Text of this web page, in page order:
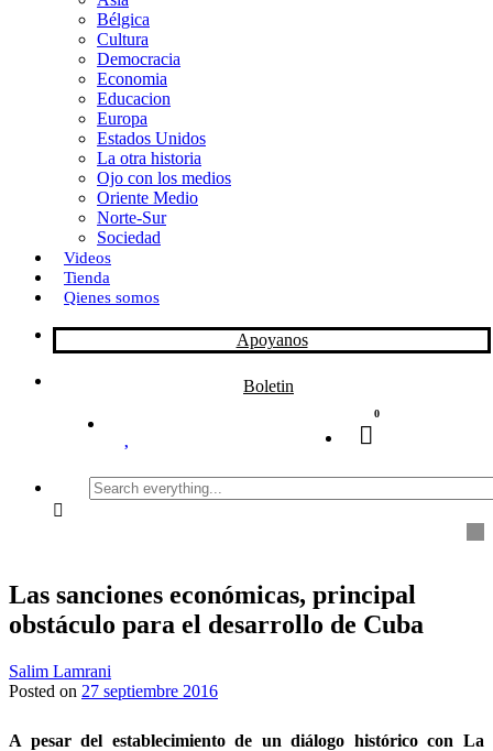
i
r
Bélgica
Cultura
Democracia
Economia
Educacion
Europa
Estados Unidos
La otra historia
Ojo con los medios
Oriente Medio
Norte-Sur
Sociedad
Videos
Tienda
Qienes somos
Apoyanos
Boletin
0
Search
everything...
Las sanciones económicas, principal
obstáculo para el desarrollo de Cuba
Salim Lamrani
Posted on 27 septiembre 2016
A pesar del establecimiento de un diálogo histórico con La